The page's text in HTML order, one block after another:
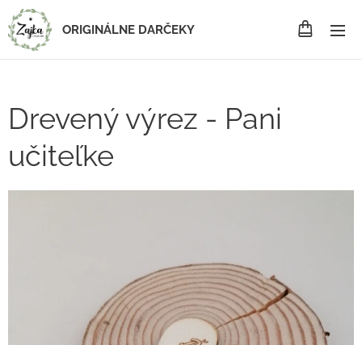
ORIGINÁLNE DARČEKY
Drevený výrez - Pani
učiteľke